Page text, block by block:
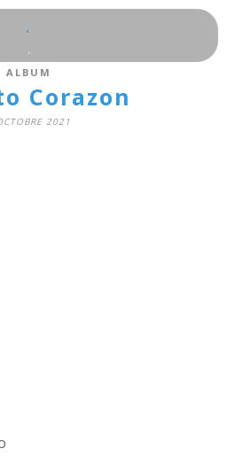
.
.
ALBUM
Corazon
2021